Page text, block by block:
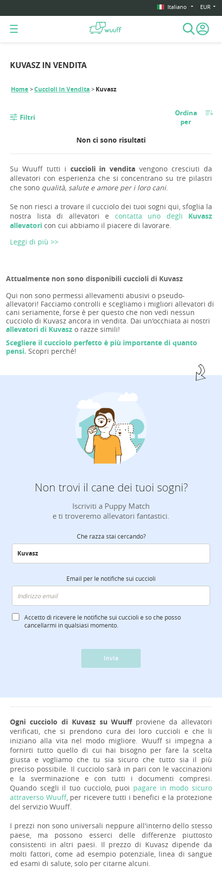
Italiano EUR
KUVASZ IN VENDITA
Home Cuccioli in Vendita Kuvasz
Filtri
Ordina
per
Non ci sono risultati
Su Wuuff tutti i cuccioli in vendita vengono cresciuti da
allevatori con esperienza che si concentrano su tre pilastri
che sono qualità, salute e amore per i loro cani.
Se non riesci a trovare il cucciolo dei tuoi sogni qui, sfoglia la
nostra lista di allevatori e contatta uno degli Kuvasz
allevatori con cui abbiamo il piacere di lavorare.
Leggi di più >>
Attualmente non sono disponibili cuccioli di Kuvasz
Qui non sono permessi allevamenti abusivi o pseudo-
allevatori! Facciamo controlli e scegliamo i migliori allevatori di
cani seriamente, forse è per questo che non vedi nessun
cucciolo di Kuvasz ancora in vendita. Dai un'occhiata ai nostri
allevatori di Kuvasz o razze simili!
Scegliere il cucciolo perfetto è più importante di quanto
pensi. Scopri perché!
Non trovi il cane dei tuoi sogni?
Iscriviti a Puppy Match
e ti troveremo allevatori fantastici.
Che razza stai cercando?
Email per le notifiche sui cuccioli
Accetto di ricevere le notifiche sui cuccioli e so che posso
cancellarmi in qualsiasi momento.
Invia
Ogni cucciolo di Kuvasz su Wuuffproviene da allevatori
verificati, che si prendono cura dei loro cuccioli e che li
iniziano alla vita nel modo migliore. Wuuff si impegna a
fornirti tutto quello di cui hai bisogno per fare la scelta
giusta e vogliamo che tu sia sicuro che tutto sia il più
preciso possibile. Il cucciolo sarà in pari con le vaccinazioni
e la sverminazione e con tutti i documenti compresi.
Quando scegli il tuo cucciolo, puoi pagare in modo sicuro
attraverso Wuuff, per ricevere tutti i benefici e la protezione
del servizio Wuuff.
I prezzi non sono universali neppure all'interno dello stesso
paese, ma possono esserci delle differenze piuttosto
consistenti in altri paesi. Il prezzo di Kuvasz dipende da
molti fattori, come ad esempio potenziale, linea di sangue
ed esami di salute, solo per citarne alcuni.